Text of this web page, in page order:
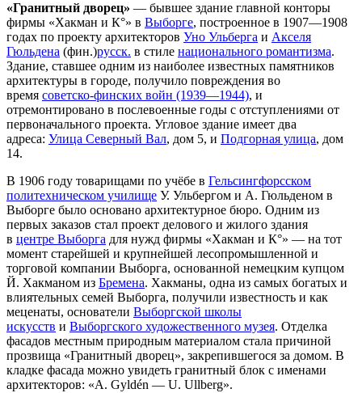
«Гранитный дворец» — бывшее здание главной конторы
фирмы «Хакман и К°» в Выборге, построенное в 1907—1908
годах по проекту архитекторов Уно Ульберга и Акселя
Гюльдена (фин.)русск. в стиле национального романтизма.
Здание, ставшее одним из наиболее известных памятников
архитектуры в городе, получило повреждения во
время советско-финских войн (1939—1944), и
отремонтировано в послевоенные годы с отступлениями от
первоначального проекта. Угловое здание имеет два
адреса: Улица Северный Вал, дом 5, и Подгорная улица, дом
14.
В 1906 году товарищами по учёбе в Гельсингфорсском
политехническом училище У. Ульбергом и А. Гюльденом в
Выборге было основано архитектурное бюро. Одним из
первых заказов стал проект делового и жилого здания
в центре Выборга для нужд фирмы «Хакман и К°» — на тот
момент старейшей и крупнейшей лесопромышленной и
торговой компании Выборга, основанной немецким купцом
Й. Хакманом из Бремена. Хакманы, одна из самых богатых и
влиятельных семей Выборга, получили известность и как
меценаты, основатели Выборгской школы
искусств и Выборгского художественного музея. Отделка
фасадов местным природным материалом стала причиной
прозвища «Гранитный дворец», закрепившегося за домом. В
кладке фасада можно увидеть гранитный блок с именами
архитекторов: «A. Gyldén — U. Ullberg».